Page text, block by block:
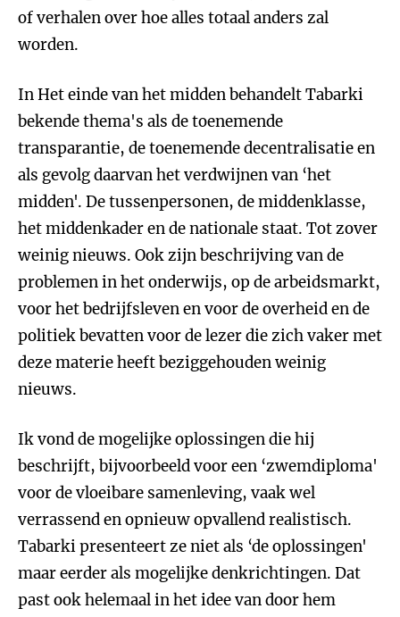
of verhalen over hoe alles totaal anders zal
worden.
In Het einde van het midden behandelt Tabarki
bekende thema's als de toenemende
transparantie, de toenemende decentralisatie en
als gevolg daarvan het verdwijnen van ‘het
midden'. De tussenpersonen, de middenklasse,
het middenkader en de nationale staat. Tot zover
weinig nieuws. Ook zijn beschrijving van de
problemen in het onderwijs, op de arbeidsmarkt,
voor het bedrijfsleven en voor de overheid en de
politiek bevatten voor de lezer die zich vaker met
deze materie heeft beziggehouden weinig
nieuws.
Ik vond de mogelijke oplossingen die hij
beschrijft, bijvoorbeeld voor een ‘zwemdiploma'
voor de vloeibare samenleving, vaak wel
verrassend en opnieuw opvallend realistisch.
Tabarki presenteert ze niet als ‘de oplossingen'
maar eerder als mogelijke denkrichtingen. Dat
past ook helemaal in het idee van door hem